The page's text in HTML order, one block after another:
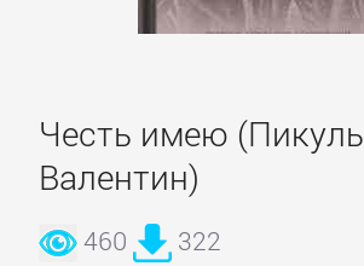
Честь имею (Пикуль
Валентин)
460 322
приключения
стихи